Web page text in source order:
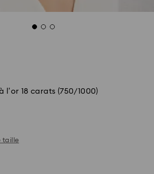
l’or 18 carats (750/1000)
taille